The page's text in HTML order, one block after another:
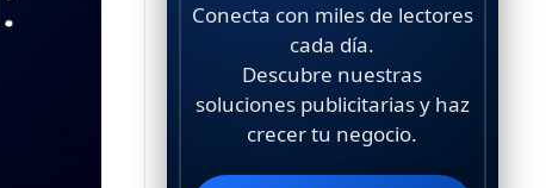
Conecta con miles de lectores
cada día.
Descubre nuestras
soluciones publicitarias y haz
crecer tu negocio.